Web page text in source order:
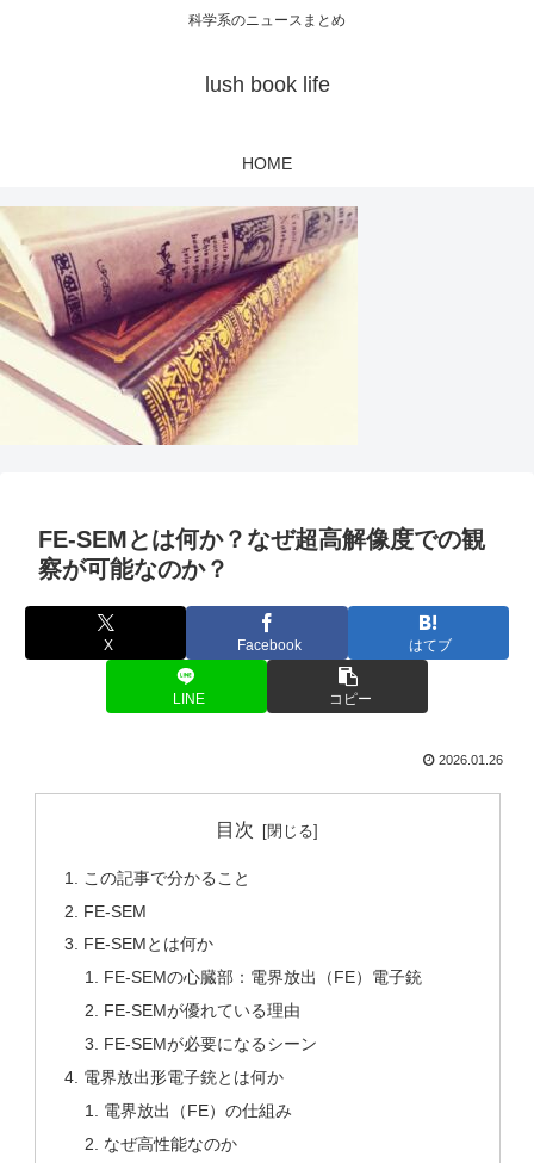
科学系のニュースまとめ
lush book life
HOME
FE-SEMとは何か？なぜ超高解像度での観
察が可能なのか？
X Facebook はてブ
LINE コピー
2026.01.26
目次
この記事で分かること
FE-SEM
FE-SEMとは何か
FE-SEMの心臓部：電界放出（FE）電子銃
FE-SEMが優れている理由
FE-SEMが必要になるシーン
電界放出形電子銃とは何か
電界放出（FE）の仕組み
なぜ高性能なのか